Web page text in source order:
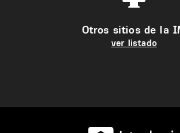
Otros sitios de la
ver listado